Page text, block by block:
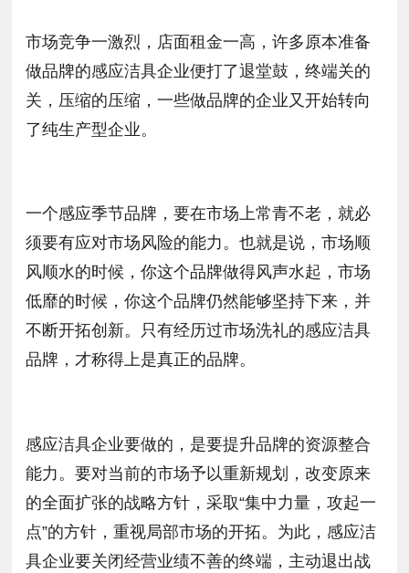
市场竞争一激烈，店面租金一高，许多原本准备
做品牌的感应洁具企业便打了退堂鼓，终端关的
关，压缩的压缩，一些做品牌的企业又开始转向
了纯生产型企业。
一个感应季节品牌，要在市场上常青不老，就必
须要有应对市场风险的能力。也就是说，市场顺
风顺水的时候，你这个品牌做得风声水起，市场
低靡的时候，你这个品牌仍然能够坚持下来，并
不断开拓创新。只有经历过市场洗礼的感应洁具
品牌，才称得上是真正的品牌。
感应洁具企业要做的，是要提升品牌的资源整合
能力。要对当前的市场予以重新规划，改变原来
的全面扩张的战略方针，采取“集中力量，攻起一
点”的方针，重视局部市场的开拓。为此，感应洁
具企业要关闭经营业绩不善的终端，主动退出战